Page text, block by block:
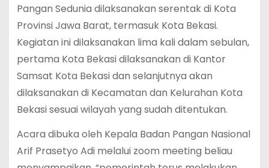
Pangan Sedunia dilaksanakan serentak di Kota
Provinsi Jawa Barat, termasuk Kota Bekasi.
Kegiatan ini dilaksanakan lima kali dalam sebulan,
pertama Kota Bekasi dilaksanakan di Kantor
Samsat Kota Bekasi dan selanjutnya akan
dilaksanakan di Kecamatan dan Kelurahan Kota
Bekasi sesuai wilayah yang sudah ditentukan.
Acara dibuka oleh Kepala Badan Pangan Nasional
Arif Prasetyo Adi melalui zoom meeting beliau